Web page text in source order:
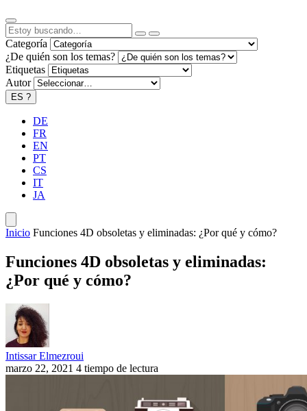
Categoría
¿De quién son los temas?
Etiquetas
Autor
ES ?
DE
FR
EN
PT
CS
IT
JA
Inicio Funciones 4D obsoletas y eliminadas: ¿Por qué y cómo?
Funciones 4D obsoletas y eliminadas:
¿Por qué y cómo?
Intissar Elmezroui
marzo 22, 2021 4 tiempo de lectura